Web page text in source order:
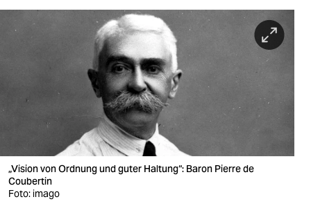
nord
verlag
veranstaltungen
shop
fragen & hilfe
„Vision von Ordnung und guter Haltung“: Baron Pierre de
Coubertin
Foto: imago